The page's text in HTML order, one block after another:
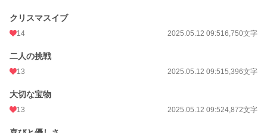
クリスマスイブ
14 2025.05.12 09:516,750文字
二人の挑戦
13 2025.05.12 09:515,396文字
大切な宝物
13 2025.05.12 09:524,872文字